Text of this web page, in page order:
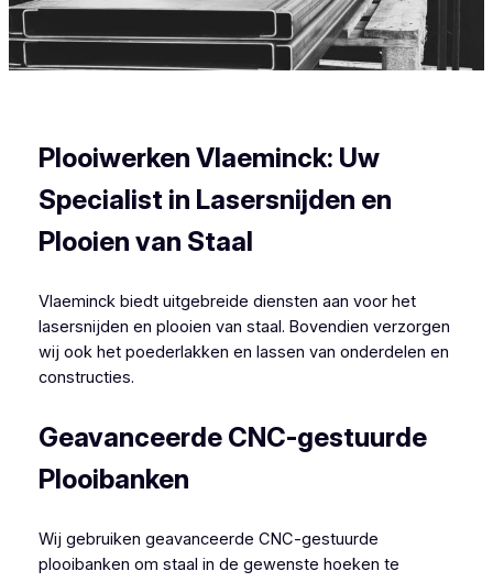
Plooiwerken Vlaeminck: Uw
Specialist in Lasersnijden en
Plooien van Staal
Vlaeminck biedt uitgebreide diensten aan voor het
lasersnijden en plooien van staal. Bovendien verzorgen
wij ook het poederlakken en lassen van onderdelen en
constructies.
Geavanceerde CNC-gestuurde
Plooibanken
Wij gebruiken geavanceerde CNC-gestuurde
plooibanken om staal in de gewenste hoeken te